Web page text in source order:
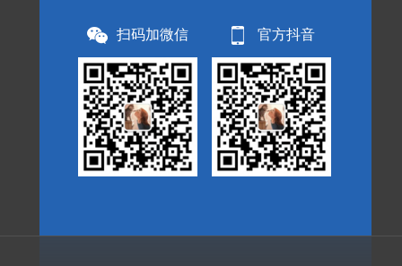
扫码加微信 官方抖音